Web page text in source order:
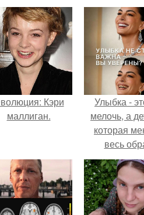
Кэри
маллиган.
Улыбка -
мелочь, а
которая
весь